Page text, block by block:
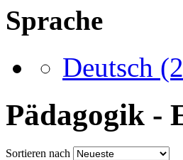
Sprache
Deutsch
Pädagogik -
Sortieren nach